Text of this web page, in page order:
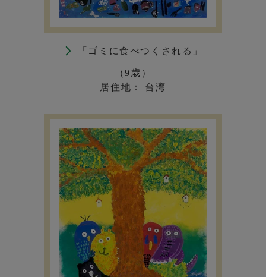
「ゴミに食べつくされる」
（9歳）
居住地： 台湾